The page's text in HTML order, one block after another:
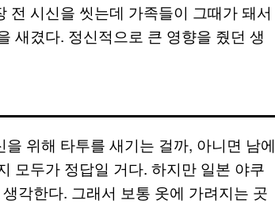
전 시신을 씻는데 가족들이 그때가 돼서
새겼다. 정신적으로 큰 영향을 줬던 생
위해 타투를 새기는 걸까, 아니면 남에
모두가 정답일 거다. 하지만 일본 야쿠
각한다. 그래서 보통 옷에 가려지는 곳